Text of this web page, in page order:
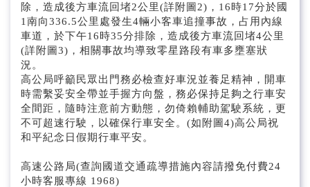
除，造成後方車流回堵2公里(詳附圖2)，16時17分於國
1南向336.5公里處發生4輛小客車追撞事故，占用內線
車道，於下午16時35分排除，造成後方車流回堵4公里
(詳附圖3)，相關事故均導致零星路段有車多壅塞狀
況。
高公局呼籲民眾出門務必檢查好車況並養足精神，開車
時需繫妥安全帶並手握方向盤，務必保持足夠之行車安
全間距，隨時注意前方動態，勿倚賴輔助駕駛系統，更
不可超速行駛，以確保行車安全。(如附圖4)高公局祝
和平紀念日假期行車平安。
高速公路局(查詢國道交通疏導措施內容請撥免付費24
小時客服專線 1968)